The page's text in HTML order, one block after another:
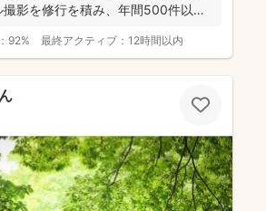
影を修行を積み、年間500件以上
92% 最終アクティブ： 12時間以内